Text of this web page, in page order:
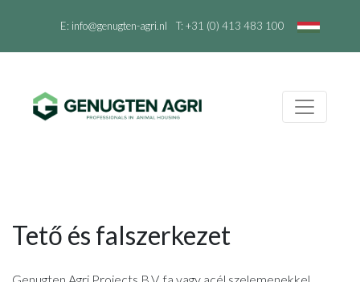
E: info@genugten-agri.nl T: +31 (0) 413 483 100
Tető és falszerkezet